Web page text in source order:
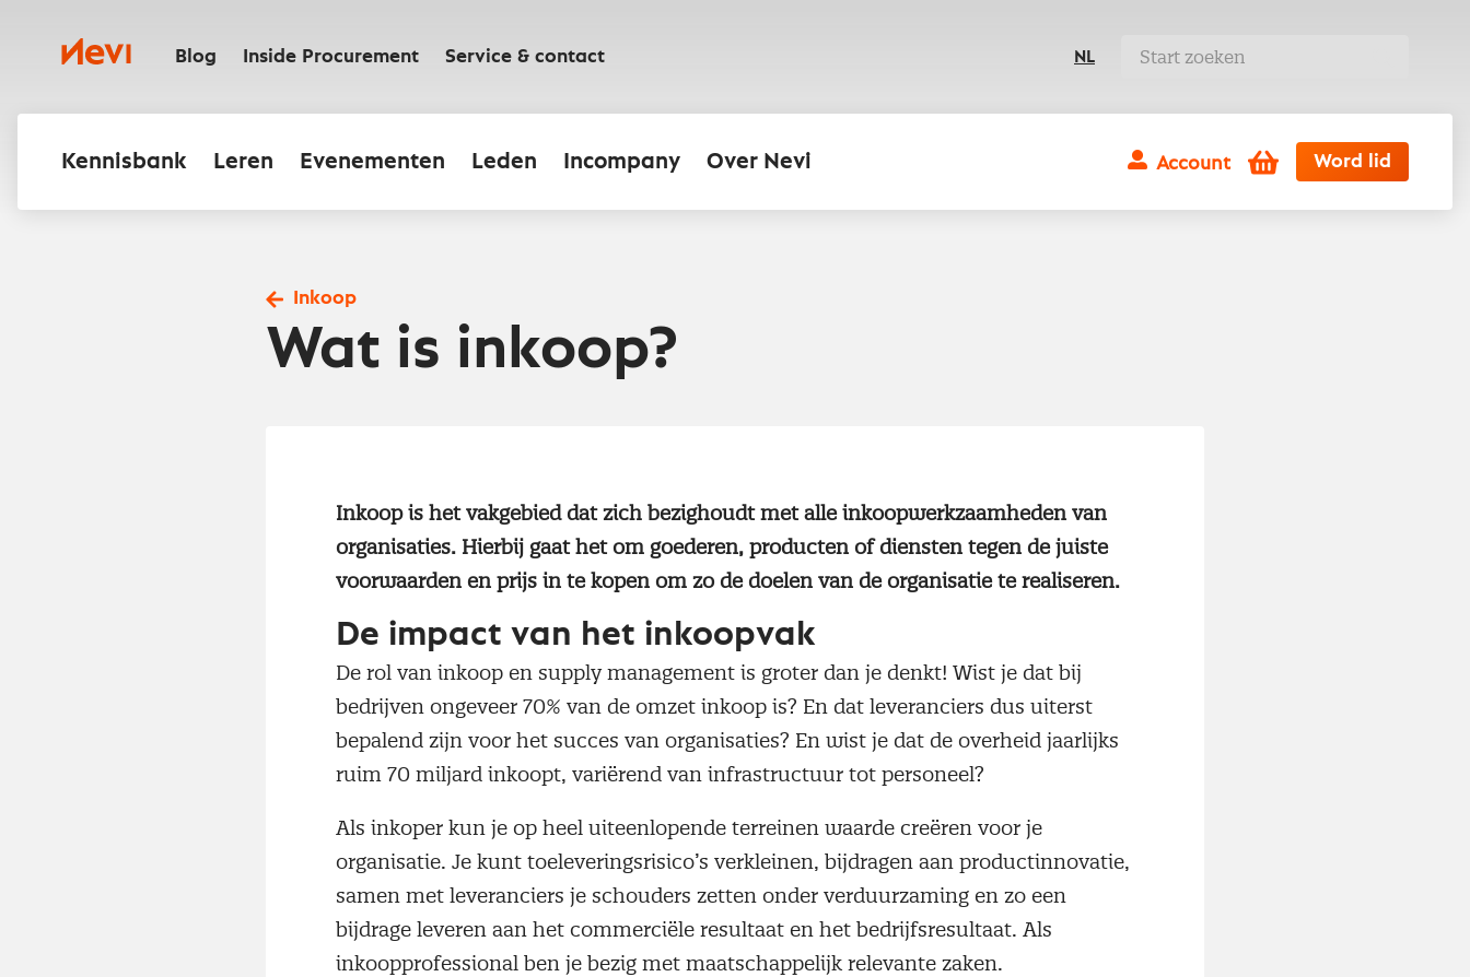
inhoudNevi Blog Inside Procurement Service & contact NL
Kennisbank Leren Evenementen Leden Incompany Over Nevi Account Winkelwagen
Word lid
Inkoop
Wat is inkoop?
Inkoop is het vakgebied dat zich bezighoudt met alle inkoopwerkzaamheden van
organisaties. Hierbij gaat het om goederen, producten of diensten tegen de juiste
voorwaarden en prijs in te kopen om zo de doelen van de organisatie te realiseren.
De impact van het inkoopvak
De rol van inkoop en supply management is groter dan je denkt! Wist je dat bij
bedrijven ongeveer 70% van de omzet inkoop is? En dat leveranciers dus uiterst
bepalend zijn voor het succes van organisaties? En wist je dat de overheid jaarlijks
ruim 70 miljard inkoopt, variërend van infrastructuur tot personeel?
Als inkoper kun je op heel uiteenlopende terreinen waarde creëren voor je
organisatie. Je kunt toeleveringsrisico’s verkleinen, bijdragen aan productinnovatie,
samen met leveranciers je schouders zetten onder verduurzaming en zo een
bijdrage leveren aan het commerciële resultaat en het bedrijfsresultaat. Als
inkoopprofessional ben je bezig met maatschappelijk relevante zaken.